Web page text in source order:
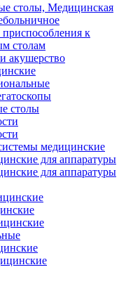
столы, Медицинская
приспособления к
столам
акушерство
столы
медицинские
для аппаратуры
для аппаратуры